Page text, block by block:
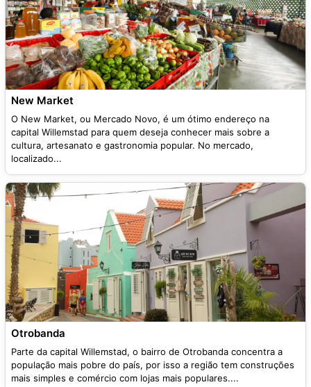
New Market
O New Market, ou Mercado Novo, é um ótimo endereço na
capital Willemstad para quem deseja conhecer mais sobre a
cultura, artesanato e gastronomia popular. No mercado,
localizado...
Otrobanda
Parte da capital Willemstad, o bairro de Otrobanda concentra a
população mais pobre do país, por isso a região tem construções
mais simples e comércio com lojas mais populares....